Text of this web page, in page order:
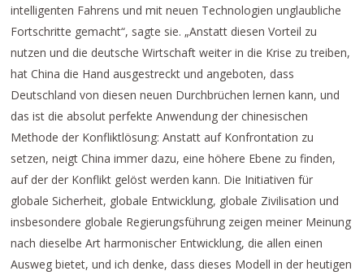
intelligenten Fahrens und mit neuen Technologien unglaubliche
Fortschritte gemacht“, sagte sie. „Anstatt diesen Vorteil zu
nutzen und die deutsche Wirtschaft weiter in die Krise zu treiben,
hat China die Hand ausgestreckt und angeboten, dass
Deutschland von diesen neuen Durchbrüchen lernen kann, und
das ist die absolut perfekte Anwendung der chinesischen
Methode der Konfliktlösung: Anstatt auf Konfrontation zu
setzen, neigt China immer dazu, eine höhere Ebene zu finden,
auf der der Konflikt gelöst werden kann. Die Initiativen für
globale Sicherheit, globale Entwicklung, globale Zivilisation und
insbesondere globale Regierungsführung zeigen meiner Meinung
nach dieselbe Art harmonischer Entwicklung, die allen einen
Ausweg bietet, und ich denke, dass dieses Modell in der heutigen